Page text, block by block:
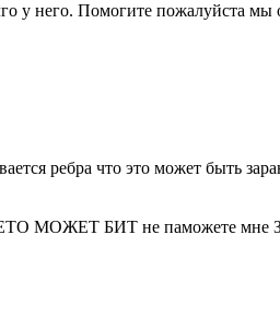
у него. Помогите пожалуйста мы
ребра что это может быть
МОЖЕТ БИТ не паможете мне